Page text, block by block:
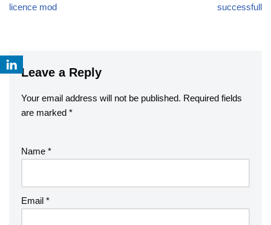
licence mod
successfull
Leave a Reply
Your email address will not be published. Required fields
are marked *
Name *
Email *